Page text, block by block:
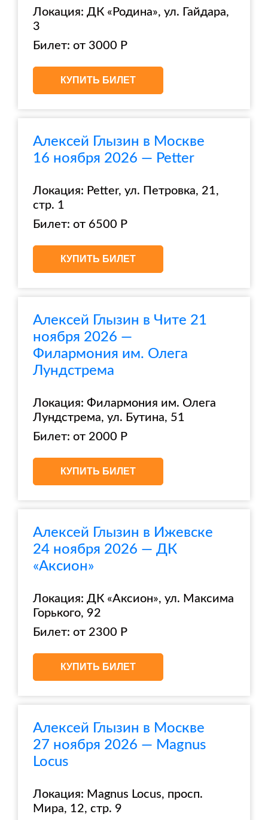
Локация: ДК «Родина», ул. Гайдара,
3
Билет: от 3000 Р
КУПИТЬ БИЛЕТ
Алексей Глызин в Москве
16 ноября 2026 — Petter
Локация: Petter, ул. Петровка, 21,
стр. 1
Билет: от 6500 Р
КУПИТЬ БИЛЕТ
Алексей Глызин в Чите 21
ноября 2026 —
Филармония им. Олега
Лундстрема
Локация: Филармония им. Олега
Лундстрема, ул. Бутина, 51
Билет: от 2000 Р
КУПИТЬ БИЛЕТ
Алексей Глызин в Ижевске
24 ноября 2026 — ДК
«Аксион»
Локация: ДК «Аксион», ул. Максима
Горького, 92
Билет: от 2300 Р
КУПИТЬ БИЛЕТ
Алексей Глызин в Москве
27 ноября 2026 — Magnus
Locus
Локация: Magnus Locus, просп.
Мира, 12, стр. 9